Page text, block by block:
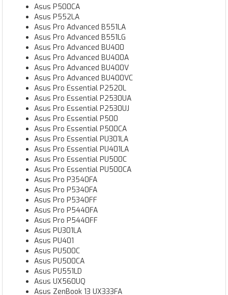
Asus P500CA
Asus P552LA
Asus Pro Advanced B551LA
Asus Pro Advanced B551LG
Asus Pro Advanced BU400
Asus Pro Advanced BU400A
Asus Pro Advanced BU400V
Asus Pro Advanced BU400VC
Asus Pro Essential P2520L
Asus Pro Essential P2530UA
Asus Pro Essential P2530UJ
Asus Pro Essential P500
Asus Pro Essential P500CA
Asus Pro Essential PU301LA
Asus Pro Essential PU401LA
Asus Pro Essential PU500C
Asus Pro Essential PU500CA
Asus Pro P3540FA
Asus Pro P5340FA
Asus Pro P5340FF
Asus Pro P5440FA
Asus Pro P5440FF
Asus PU301LA
Asus PU401
Asus PU500C
Asus PU500CA
Asus PU551LD
Asus UX560UQ
Asus ZenBook 13 UX333FA